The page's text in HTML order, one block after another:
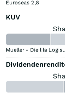
Euroseas 2,8
KUV
Mueller